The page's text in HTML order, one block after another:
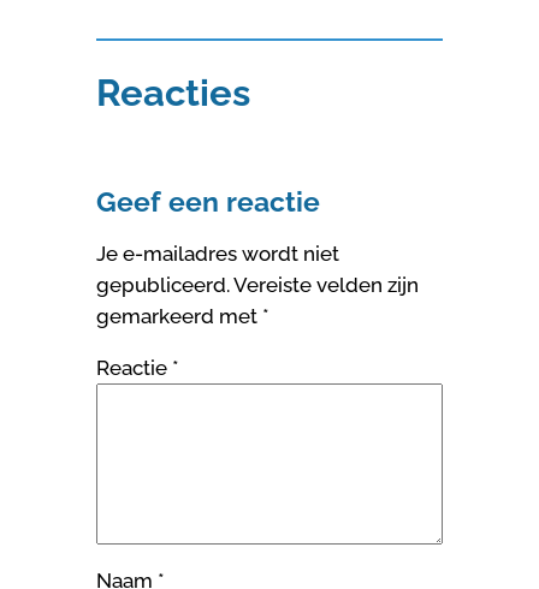
Reacties
Geef een reactie
Je e-mailadres wordt niet
gepubliceerd.Vereiste velden zijn
gemarkeerd met *
Reactie *
Naam *